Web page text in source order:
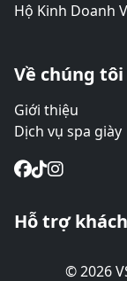
Hộ Kinh Doanh
Về chúng tôi
Giới thiệu
Dịch vụ spa giày
Hỗ trợ
© 2026